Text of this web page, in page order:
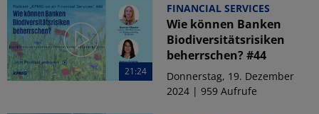
21:24
FINANCIAL SERVICES
Wie können Banken
Biodiversitätsrisiken
beherrschen? #44
Donnerstag, 19. Dezember
2024 | 959 Aufrufe